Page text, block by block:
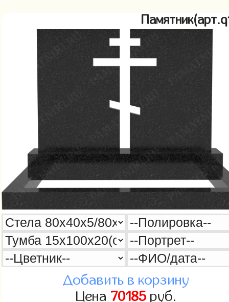
Добавить в корзину
Цена 70185руб.